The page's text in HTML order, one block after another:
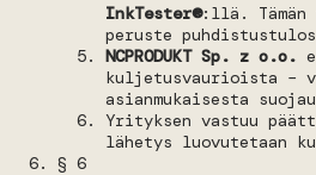
InkTester®:llä.
peruste
NCPRODUKT Sp. z o.o.
kuljetusvaurioista –
asianmukaisesta
Yrityksen vastuu
lähetys luovutetaan
§ 6